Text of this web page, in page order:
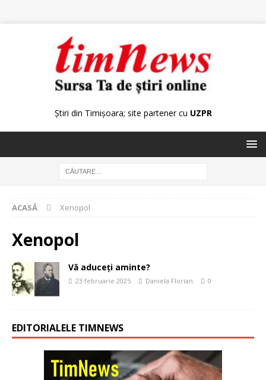
Știri din Timișoara; site partener cu UZPR
ACASĂ Xenopol
Xenopol
Vă aduceți aminte?
23 februarie 2025 Daniela Florian 0
EDITORIALELE TIMNEWS